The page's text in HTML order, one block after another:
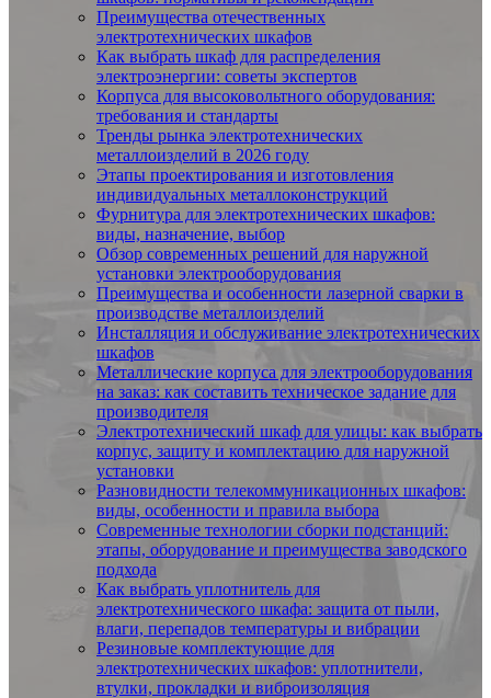
Преимущества отечественных
электротехнических шкафов
Как выбрать шкаф для распределения
электроэнергии: советы экспертов
Корпуса для высоковольтного оборудования:
требования и стандарты
Тренды рынка электротехнических
металлоизделий в 2026 году
Этапы проектирования и изготовления
индивидуальных металлоконструкций
Фурнитура для электротехнических шкафов:
виды, назначение, выбор
Обзор современных решений для наружной
установки электрооборудования
Преимущества и особенности лазерной сварки в
производстве металлоизделий
Инсталляция и обслуживание электротехнических
шкафов
Металлические корпуса для электрооборудования
на заказ: как составить техническое задание для
производителя
Электротехнический шкаф для улицы: как выбрать
корпус, защиту и комплектацию для наружной
установки
Разновидности телекоммуникационных шкафов:
виды, особенности и правила выбора
Современные технологии сборки подстанций:
этапы, оборудование и преимущества заводского
подхода
Как выбрать уплотнитель для
электротехнического шкафа: защита от пыли,
влаги, перепадов температуры и вибрации
Резиновые комплектующие для
электротехнических шкафов: уплотнители,
втулки, прокладки и виброизоляция